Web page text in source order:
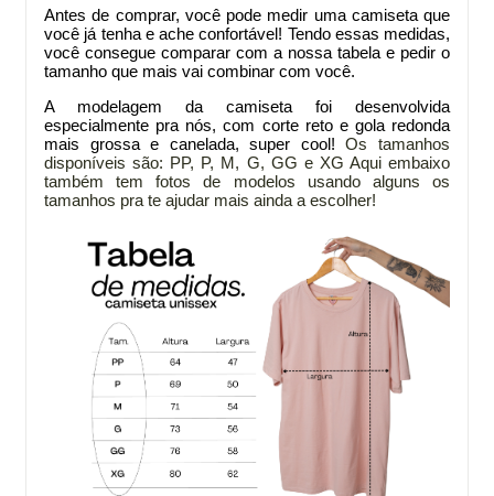
Antes de comprar, você pode medir uma camiseta que
você já tenha e ache confortável! Tendo essas medidas,
você consegue comparar com a nossa tabela e pedir o
tamanho que mais vai combinar com você.
A modelagem da camiseta foi desenvolvida
especialmente pra nós, com corte reto e gola redonda
mais grossa e canelada, super cool!Os tamanhos
disponíveis são: PP, P, M, G, GG e XG Aqui embaixo
também tem fotos de modelos usando alguns os
tamanhos pra te ajudar mais ainda a escolher!